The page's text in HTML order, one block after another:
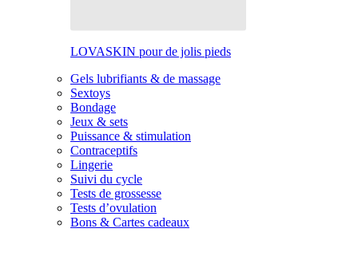
LOVASKIN pour de jolis pieds
Gels lubrifiants & de massage
Sextoys
Bondage
Jeux & sets
Puissance & stimulation
Contraceptifs
Lingerie
Suivi du cycle
Tests de grossesse
Tests d’ovulation
Bons & Cartes cadeaux